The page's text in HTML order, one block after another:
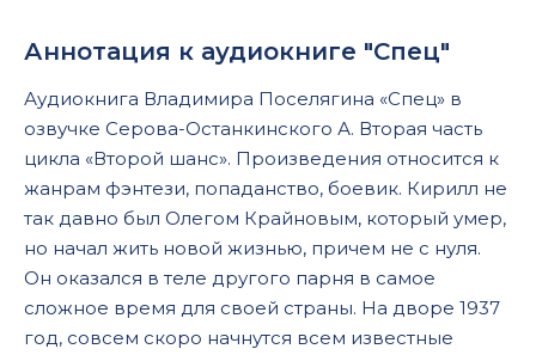
Аннотация к аудиокниге "Спец"
Аудиокнига Владимира Поселягина «Спец» в
озвучке Серова-Останкинского А. Вторая часть
цикла «Второй шанс». Произведения относится к
жанрам фэнтези, попаданство, боевик. Кирилл не
так давно был Олегом Крайновым, который умер,
но начал жить новой жизнью, причем не с нуля.
Он оказался в теле другого парня в самое
сложное время для своей страны. На дворе 1937
год, совсем скоро начнутся всем известные